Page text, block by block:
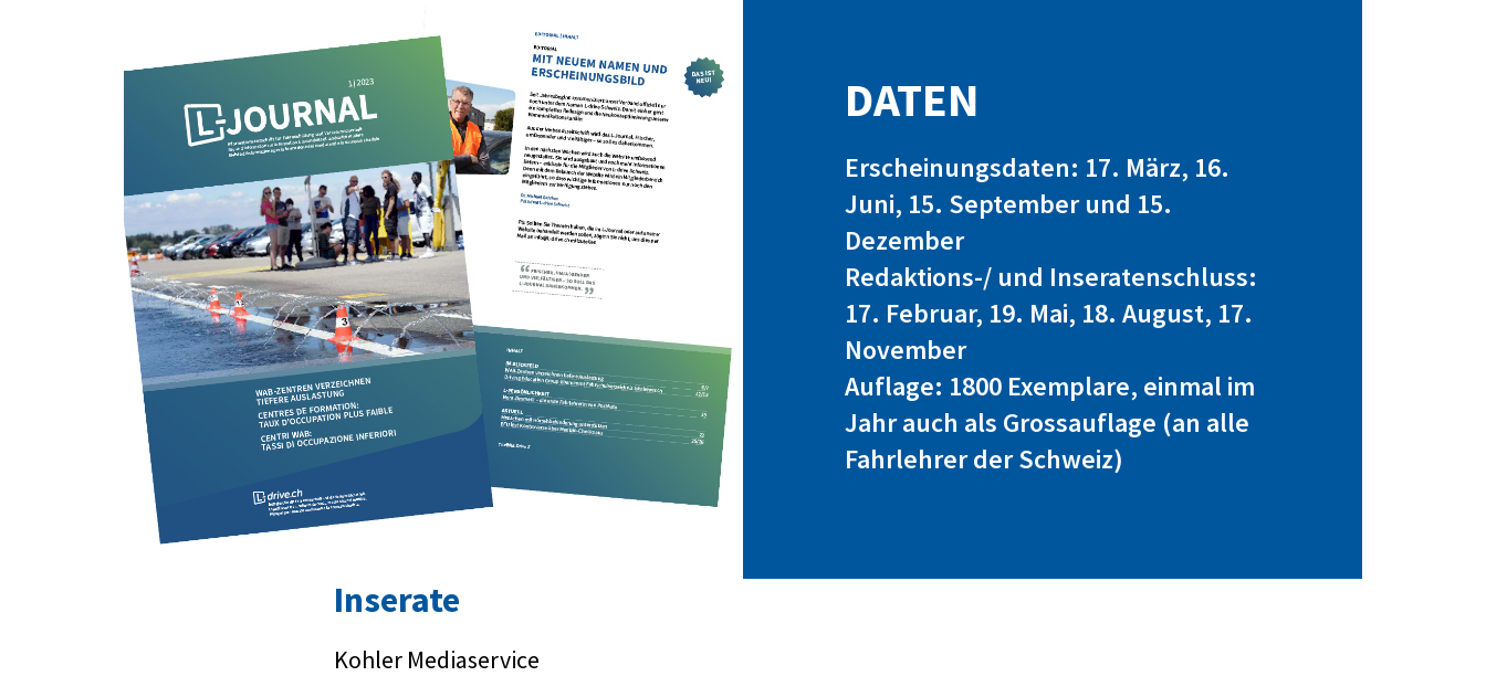
DATEN
Erscheinungsdaten: 17. März, 16.
Juni, 15. September und 15.
Dezember
Redaktions-/ und Inseratenschluss:
17. Februar, 19. Mai, 18. August, 17.
November
Auflage: 1800 Exemplare, einmal im
Jahr auch als Grossauflage (an alle
Fahrlehrer der Schweiz)
Inserate
Kohler Mediaservice